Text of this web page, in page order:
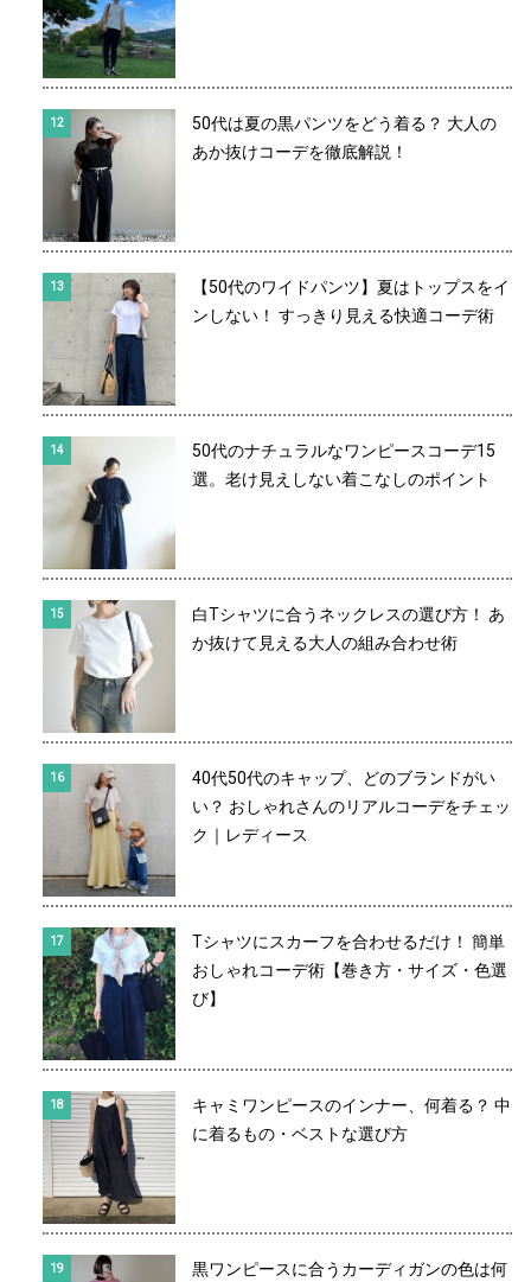
50代は夏の黒パンツをどう着る？ 大人の
あか抜けコーデを徹底解説！
【50代のワイドパンツ】夏はトップスをイ
ンしない！ すっきり見える快適コーデ術
50代のナチュラルなワンピースコーデ15
選。老け見えしない着こなしのポイント
白Tシャツに合うネックレスの選び方！ あ
か抜けて見える大人の組み合わせ術
40代50代のキャップ、どのブランドがい
い？ おしゃれさんのリアルコーデをチェッ
ク｜レディース
Tシャツにスカーフを合わせるだけ！ 簡単
おしゃれコーデ術【巻き方・サイズ・色選
び】
キャミワンピースのインナー、何着る？ 中
に着るもの・ベストな選び方
黒ワンピースに合うカーディガンの色は何